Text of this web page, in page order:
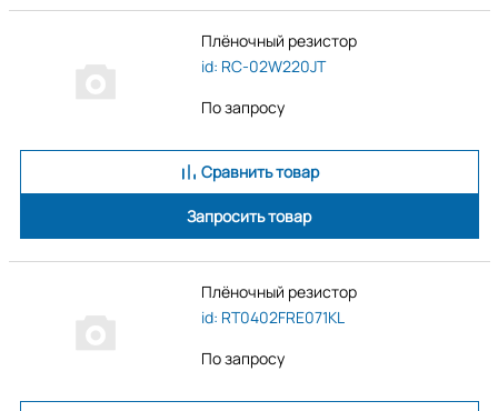
Плёночный резистор
id: RC-02W220JT
По запросу
Сравнить товар
Запросить товар
Плёночный резистор
id: RT0402FRE071KL
По запросу